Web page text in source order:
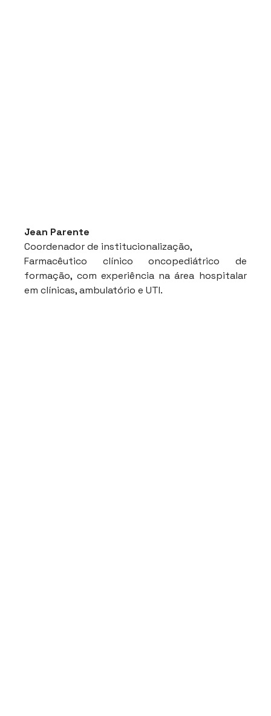
Jean Parente
Coordenador de institucionalização,
Farmacêutico clínico oncopediátrico de
formação, com experiência na área hospitalar
em clínicas, ambulatório e UTI.